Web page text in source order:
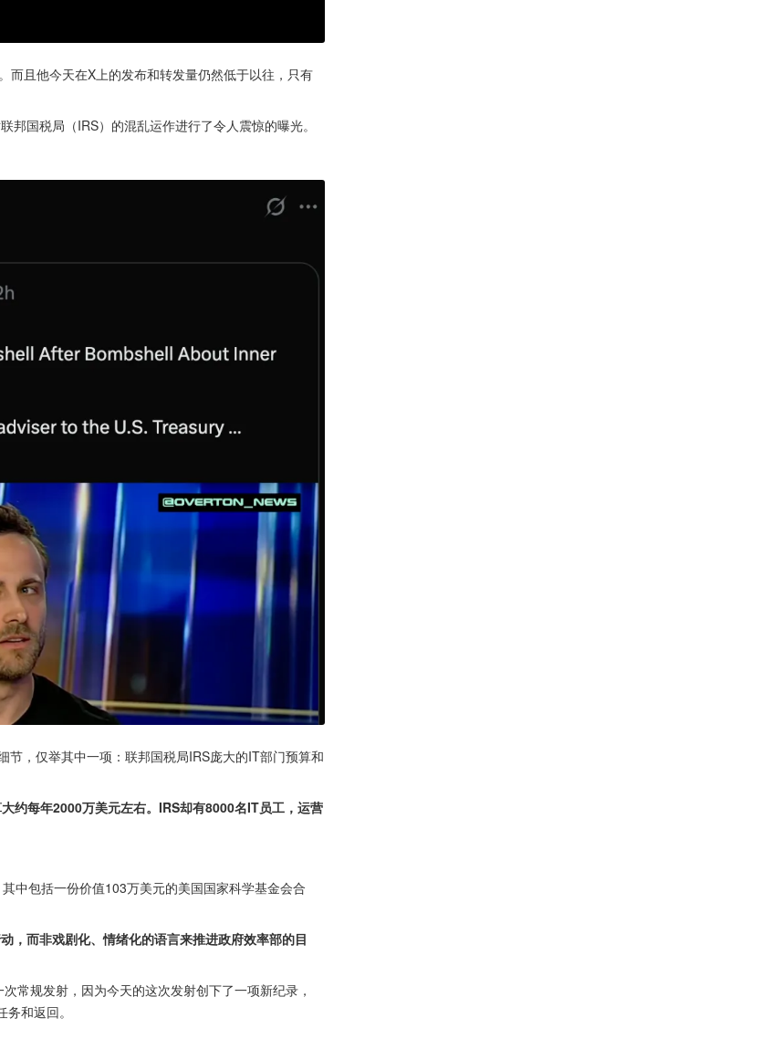
且他今天在X上的发布和转发量仍然低于以往，只有
国税局（IRS）的混乱运作进行了令人震惊的曝光。
，仅举其中一项：联邦国税局IRS庞大的IT部门预算和
约每年2000万美元左右。IRS却有8000名IT员工，运营
中包括一份价值103万美元的美国国家科学基金会合
，而非戏剧化、情绪化的语言来推进政府效率部的目
常规发射，因为今天的这次发射创下了一项新纪录，
和返回。